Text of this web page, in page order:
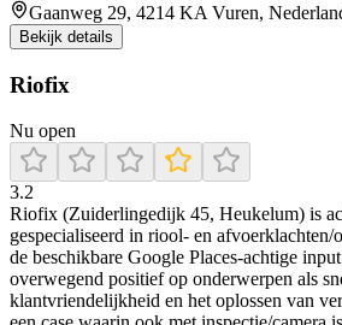
Gaanweg 29, 4214 KA Vuren,
Bekijk details
Riofix
Nu open
3.2
Riofix (Zuiderlingedijk 45, Heukelum) is
gespecialiseerd in riool- en afvoerklachten/
de beschikbare Google Places-achtige
overwegend positief op onderwerpen als
klantvriendelijkheid en het oplossen van